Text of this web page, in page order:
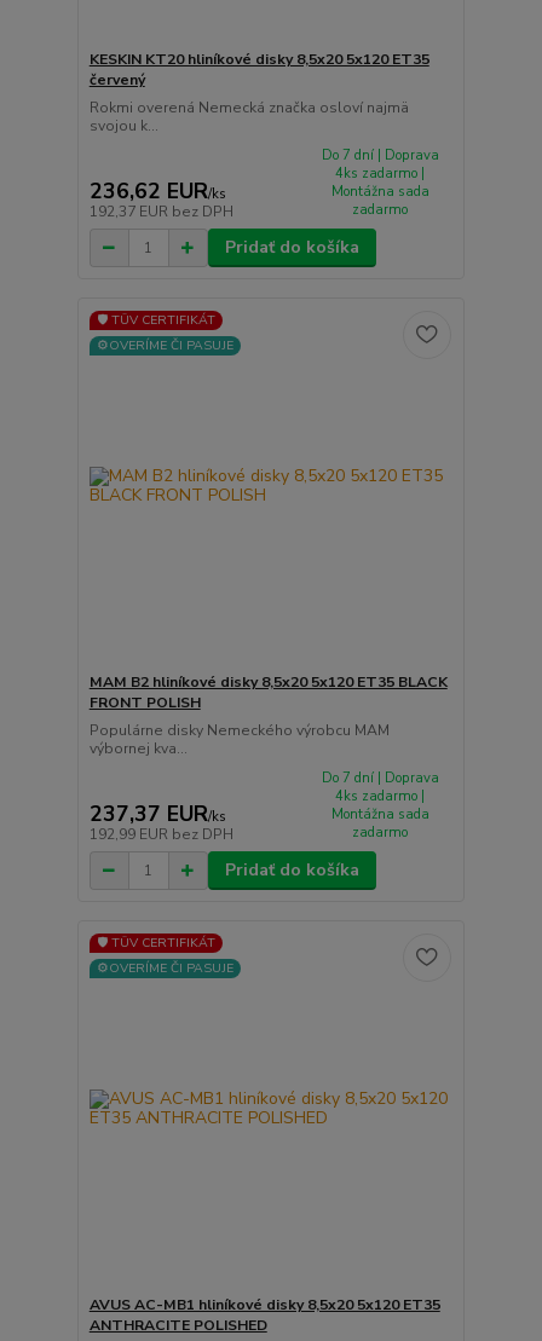
KESKIN KT20 hliníkové disky 8,5x20 5x120 ET35
červený
Rokmi overená Nemecká značka osloví najmä
svojou k...
236,62 EUR/ks
192,37 EUR bez DPH
Do 7 dní | Doprava
4ks zadarmo |
Montážna sada
zadarmo
Pridať do košíka
🛡️ TÜV CERTIFIKÁT
⚙️OVERÍME ČI PASUJE
MAM B2 hliníkové disky 8,5x20 5x120 ET35 BLACK
FRONT POLISH
Populárne disky Nemeckého výrobcu MAM
výbornej kva...
237,37 EUR/ks
192,99 EUR bez DPH
Do 7 dní | Doprava
4ks zadarmo |
Montážna sada
zadarmo
Pridať do košíka
🛡️ TÜV CERTIFIKÁT
⚙️OVERÍME ČI PASUJE
AVUS AC-MB1 hliníkové disky 8,5x20 5x120 ET35
ANTHRACITE POLISHED